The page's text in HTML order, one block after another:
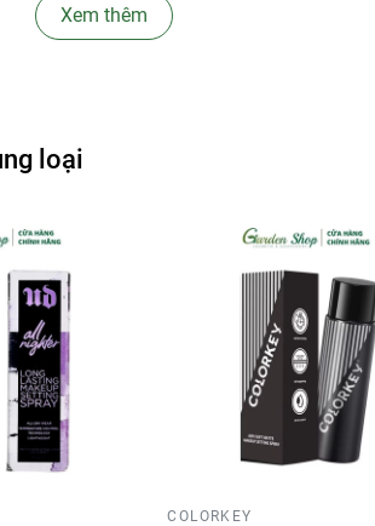
siêu nhỏ, xịt phun sương nước gần 90
tận hưởng phun sương mềm mại ở cấp
vệ độ bóng dưỡng ẩm trong 15 giây
siêu nhỏ, đầu xịt siêu nhỏ, xịt phun
chạm đều toàn bộ da mặt không cần tán
Xem thêm
loại
COLORKEY